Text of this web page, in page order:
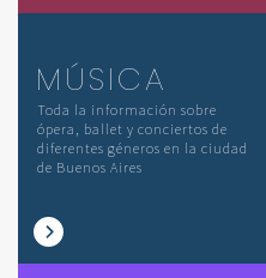
MÚSICA
Toda la información sobre
ópera, ballet y conciertos de
diferentes géneros en la ciudad
de Buenos Aires